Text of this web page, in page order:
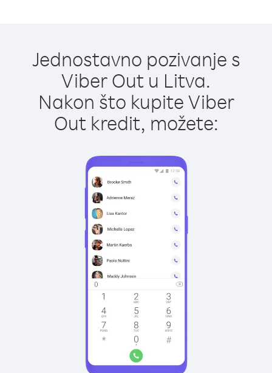
Jednostavno pozivanje s
Viber Out u Litva.
Nakon što kupite Viber
Out kredit, možete: